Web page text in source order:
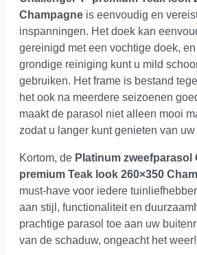
Champagne is eenvoudig en
inspanningen. Het doek kan
gereinigd met een vochtige doek,
grondige reiniging kunt u mild
gebruiken. Het frame is bestand
het ook na meerdere seizoenen
maakt de parasol niet alleen mooi
zodat u langer kunt genieten van
Kortom, de Platinum zweefparasol
premium Teak look 260×350
must-have voor iedere
aan stijl, functionaliteit en
prachtige parasol toe aan uw
van de schaduw, ongeacht het weer!